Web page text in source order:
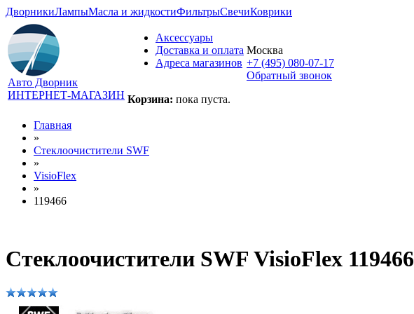
ДворникиЛампыМасла и жидкостиФильтрыСвечиКоврики
Авто Дворник
ИНТЕРНЕТ-МАГАЗИН
Аксессуары
Доставка и оплата
Адреса магазинов
Корзина: пока пуста.
Москва
+7 (495) 080-07-17
Обратный звонок
Главная
»
Стеклоочистители SWF
»
VisioFlex
»
119466
Стеклоочистители SWF VisioFlex 119466